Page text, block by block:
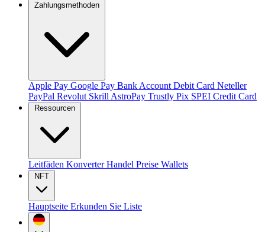
Zahlungsmethoden
Apple Pay Google Pay Bank Account Debit Card Neteller
PayPal Revolut Skrill AstroPay Trustly Pix SPEI Credit Card
Ressourcen
Leitfäden KonverterHandel Preise Wallets
NFT
Hauptseite Erkunden Sie Liste